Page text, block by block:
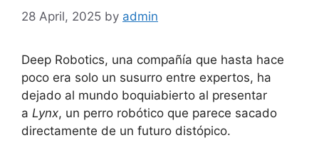
28 April, 2025 by admin
Deep Robotics, una compañía que hasta hace
poco era solo un susurro entre expertos, ha
dejado al mundo boquiabierto al presentar
a Lynx, un perro robótico que parece sacado
directamente de un futuro distópico.